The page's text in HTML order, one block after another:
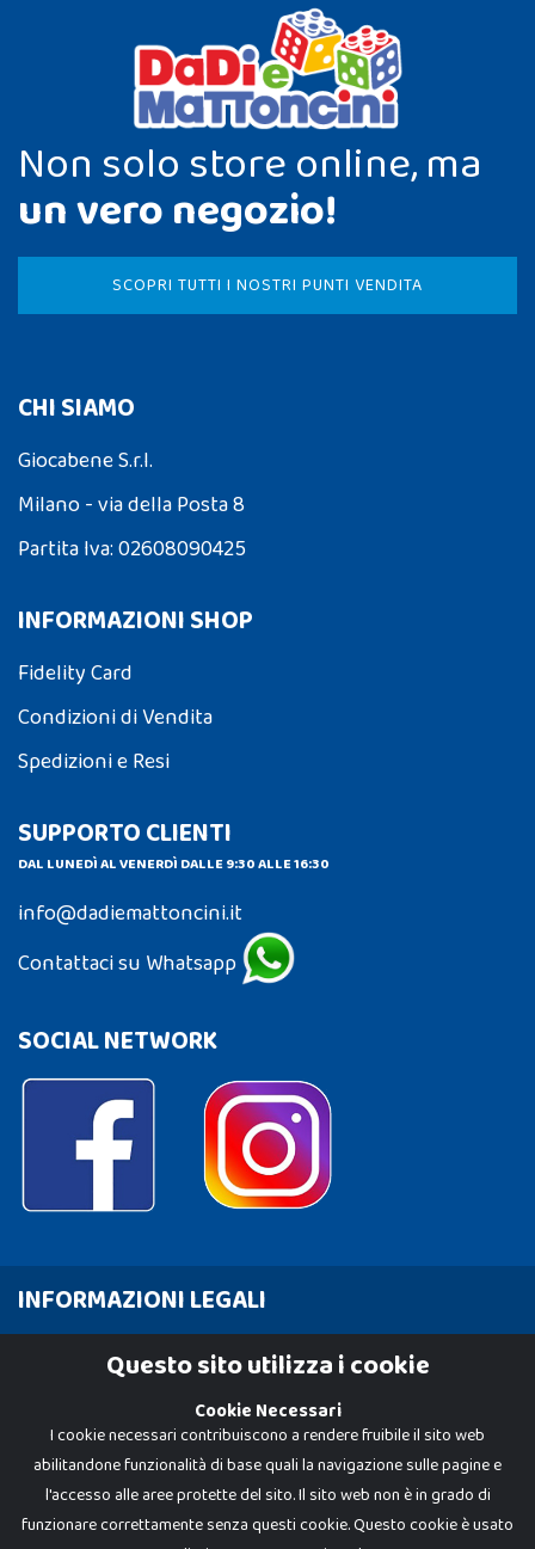
Non solo store online, ma
un vero negozio!
SCOPRI TUTTI I NOSTRI PUNTI VENDITA
CHI SIAMO
Giocabene S.r.l.
Milano - via della Posta 8
Partita Iva: 02608090425
INFORMAZIONI SHOP
Fidelity Card
Condizioni di Vendita
Spedizioni e Resi
SUPPORTO CLIENTI
DAL LUNEDÌ AL VENERDÌ DALLE 9:30 ALLE 16:30
info@dadiemattoncini.it
Contattaci su Whatsapp
SOCIAL NETWORK
INFORMAZIONI LEGALI
Cookie PolicyQuesto sito utilizza i cookie
Cookie Necessari
I cookie necessari contribuiscono a rendere fruibile il sito web
abilitandone funzionalità di base quali la navigazione sulle pagine e
l'accesso alle aree protette del sito. Il sito web non è in grado di
funzionare correttamente senza questi cookie. Questo cookie è usato